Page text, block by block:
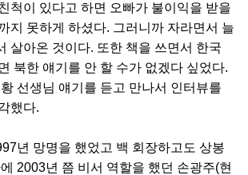
척이 있다고 하면 오빠가 불이익을 받을
지 못하게 하셨다. 그러니까 자라면서 늘
살아온 것이다. 또한 책을 쓰면서 한국
북한 얘기를 안 할 수가 없겠다 싶었다.
선생님 얘기를 듣고 만나서 인터뷰를
했다.
년 망명을 했었고 백 회장하고도 상봉
2003년 쯤 비서 역할을 했던 손광주(현